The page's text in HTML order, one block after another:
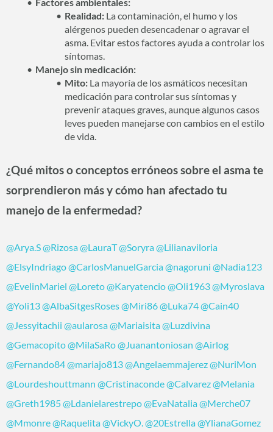
Factores ambientales:
Realidad:La contaminación, el humo y los
alérgenos pueden desencadenar o agravar el
asma. Evitar estos factores ayuda a controlar los
síntomas.
Manejo sin medicación:
Mito:La mayoría de los asmáticos necesitan
medicación para controlar sus síntomas y
prevenir ataques graves, aunque algunos casos
leves pueden manejarse con cambios en el estilo
de vida.
¿Qué mitos o conceptos erróneos sobre el asma te
sorprendieron más y cómo han afectado tu
manejo de la enfermedad?
@Arya.S@Rizosa@LauraT@Soryra@Lilianaviloria
@ElsyIndriago@CarlosManuelGarcia@nagoruni @Nadia123
@EvelinMariel @Loreto@Karyatencio@Oli1963@Myroslava
@Yoli13@AlbaSitgesRoses@Miri86@Luka74@Cain40
@Jessyitachii @aularosa@Mariaisita@Luzdivina
@Gemacopito@MilaSaRo@Juanantoniosan @Airlog
@Fernando84@mariajo813@Angelaemmajerez@NuriMon
@Lourdeshouttmann @Cristinaconde@Calvarez@Melania
@Greth1985@Ldanielarestrepo@EvaNatalia@Merche07
@Mmonre@Raquelita@VickyO.@20Estrella@YlianaGomez